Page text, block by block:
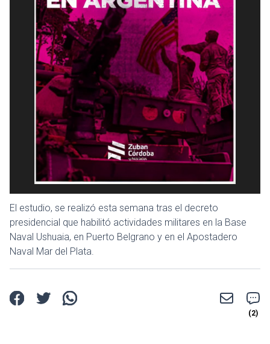
El estudio, se realizó esta semana tras el decreto
presidencial que habilitó actividades militares en la Base
Naval Ushuaia, en Puerto Belgrano y en el Apostadero
Naval Mar del Plata.